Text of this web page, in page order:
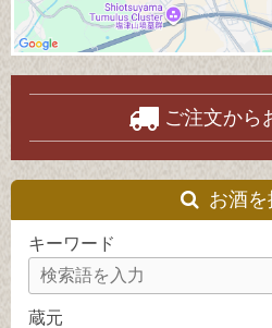
ご注文から
お酒を
キーワード
蔵元